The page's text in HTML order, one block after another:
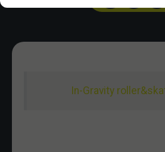
In-Gravity